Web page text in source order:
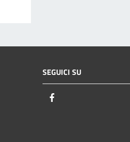
SEGUICI SU